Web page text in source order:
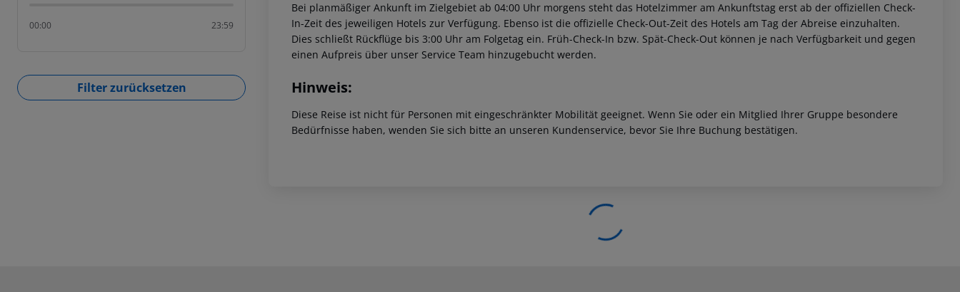
00:00 23:59
Filter zurücksetzen
Bei planmäßiger Ankunft im Zielgebiet ab 04:00 Uhr morgens steht das Hotelzimmer am Ankunftstag erst ab der offiziellen Check-
In-Zeit des jeweiligen Hotels zur Verfügung. Ebenso ist die offizielle Check-Out-Zeit des Hotels am Tag der Abreise einzuhalten.
Dies schließt Rückflüge bis 3:00 Uhr am Folgetag ein. Früh-Check-In bzw. Spät-Check-Out können je nach Verfügbarkeit und gegen
einen Aufpreis über unser Service Team hinzugebucht werden.
Hinweis:
Diese Reise ist nicht für Personen mit eingeschränkter Mobilität geeignet. Wenn Sie oder ein Mitglied Ihrer Gruppe besondere
Bedürfnisse haben, wenden Sie sich bitte an unseren Kundenservice, bevor Sie Ihre Buchung bestätigen.